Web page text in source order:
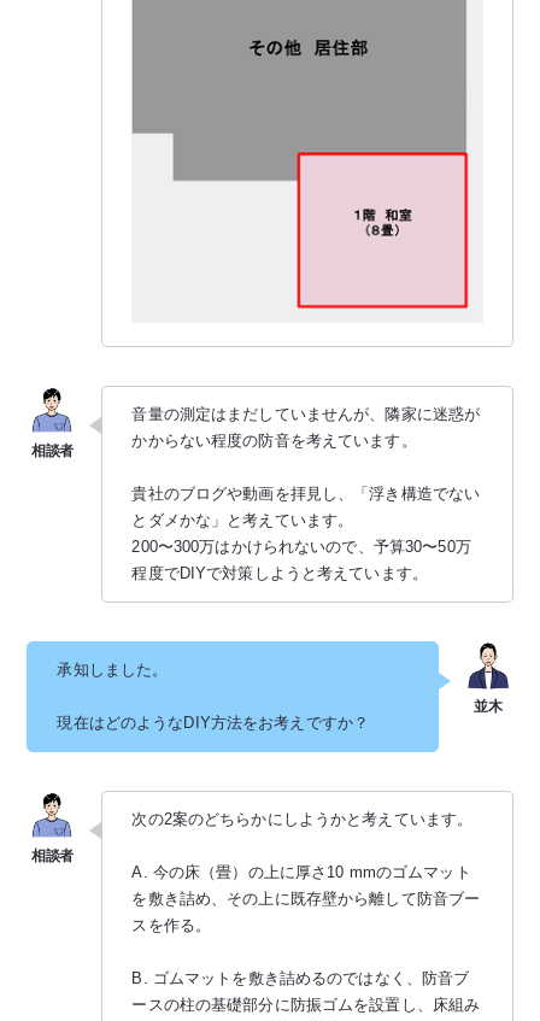
音量の測定はまだしていませんが、隣家に迷惑が
かからない程度の防音を考えています。
貴社のブログや動画を拝見し、「浮き構造でない
とダメかな」と考えています。
200〜300万はかけられないので、予算30〜50万
程度でDIYで対策しようと考えています。
承知しました。
現在はどのようなDIY方法をお考えですか？
次の2案のどちらかにしようかと考えています。
A. 今の床（畳）の上に厚さ10 mmのゴムマット
を敷き詰め、その上に既存壁から離して防音ブー
スを作る。
B. ゴムマットを敷き詰めるのではなく、防音ブ
ースの柱の基礎部分に防振ゴムを設置し、床組み